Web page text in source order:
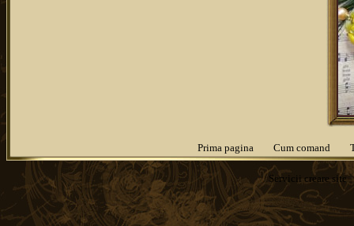
Prima pagina Cum comand
Servicii creare site